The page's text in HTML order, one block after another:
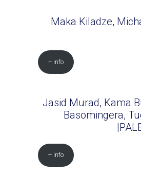
Maka Kiladze,
+ info
Jasid Murad, Kama
Basomingera,
+ info